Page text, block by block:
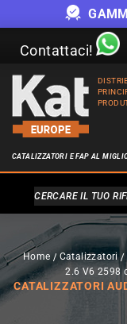
Contattaci!
CATALIZZATORI E FAP AL
CERCARE IL TUO
Home Catalizzatori
2.6 V6 2598
CATALIZZATORI